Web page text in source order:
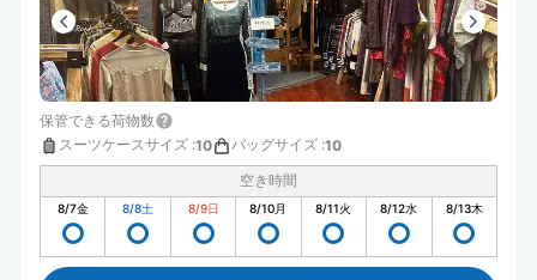
保管できる荷物数
スーツケースサイズ :10 バッグサイズ :10
空き時間
8/7金 8/8土 8/9日 8/10月 8/11火 8/12水 8/13木